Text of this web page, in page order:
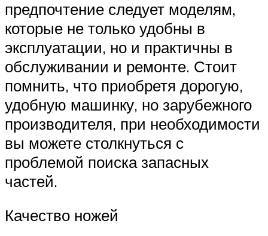
предпочтение следует моделям,
которые не только удобны в
эксплуатации, но и практичны в
обслуживании и ремонте. Стоит
помнить, что приобретя дорогую,
удобную машинку, но зарубежного
производителя, при необходимости
вы можете столкнуться с
проблемой поиска запасных
частей.
Качество ножей